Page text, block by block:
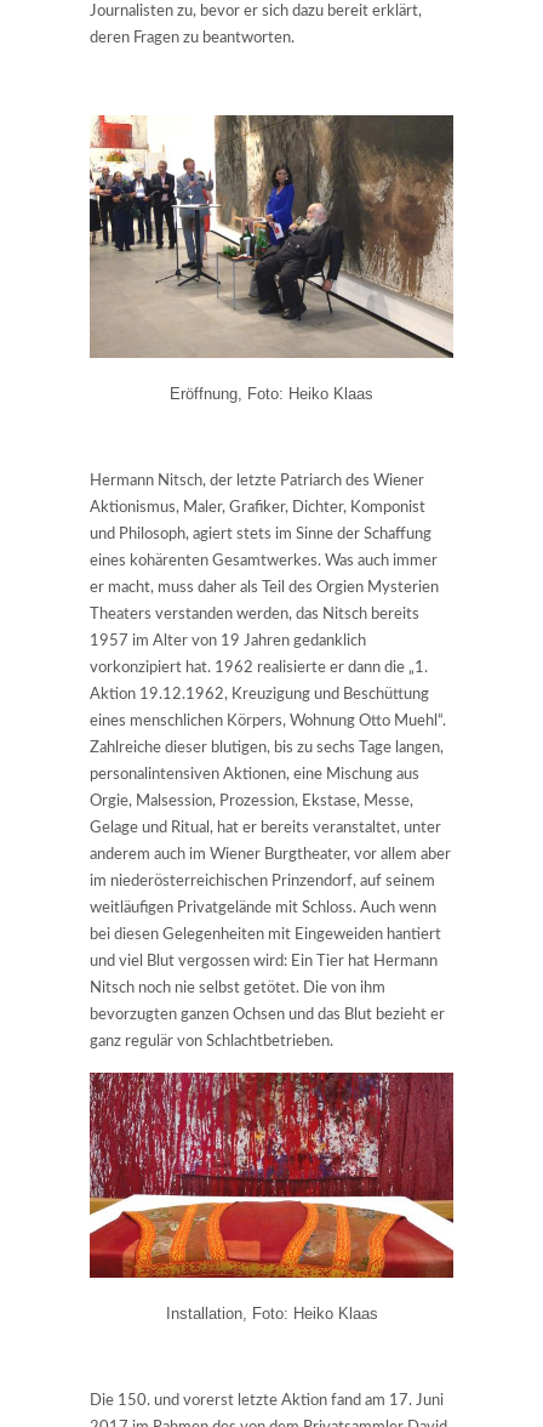
Journalisten zu, bevor er sich dazu bereit erklärt,
deren Fragen zu beantworten.
Eröffnung, Foto: Heiko Klaas
Hermann Nitsch, der letzte Patriarch des Wiener
Aktionismus, Maler, Grafiker, Dichter, Komponist
und Philosoph, agiert stets im Sinne der Schaffung
eines kohärenten Gesamtwerkes. Was auch immer
er macht, muss daher als Teil des Orgien Mysterien
Theaters verstanden werden, das Nitsch bereits
1957 im Alter von 19 Jahren gedanklich
vorkonzipiert hat. 1962 realisierte er dann die „1.
Aktion 19.12.1962, Kreuzigung und Beschüttung
eines menschlichen Körpers, Wohnung Otto Muehl“.
Zahlreiche dieser blutigen, bis zu sechs Tage langen,
personalintensiven Aktionen, eine Mischung aus
Orgie, Malsession, Prozession, Ekstase, Messe,
Gelage und Ritual, hat er bereits veranstaltet, unter
anderem auch im Wiener Burgtheater, vor allem aber
im niederösterreichischen Prinzendorf, auf seinem
weitläufigen Privatgelände mit Schloss. Auch wenn
bei diesen Gelegenheiten mit Eingeweiden hantiert
und viel Blut vergossen wird: Ein Tier hat Hermann
Nitsch noch nie selbst getötet. Die von ihm
bevorzugten ganzen Ochsen und das Blut bezieht er
ganz regulär von Schlachtbetrieben.
Installation, Foto: Heiko Klaas
Die 150. und vorerst letzte Aktion fand am 17. Juni